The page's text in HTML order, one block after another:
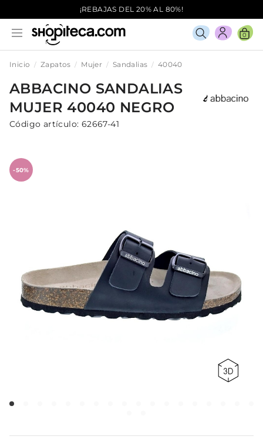
¡REBAJAS DEL 20% AL 80%!
0
Inicio Zapatos Mujer Sandalias 40040
ABBACINO SANDALIAS
MUJER40040 NEGRO
Código artículo: 62667-41
-50%